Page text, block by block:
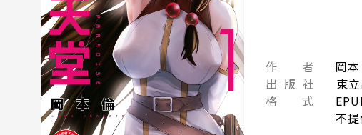
作 者
岡
出 版 社
東
格 式
不